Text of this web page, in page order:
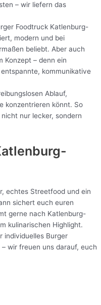
– wir liefern das
Foodtruck Katlenburg-
modern und bei
beliebt. Aber auch
Konzept – denn ein
kommunikative
Ablauf,
konzentrieren könnt. So
nur lecker, sondern
echtes Streetfood und ein
sichert euch euren
gerne nach Katlenburg-
kulinarischen Highlight.
individuelles Burger
wir freuen uns darauf, euch